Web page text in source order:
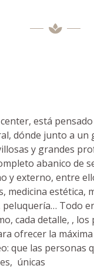
está
dónde junto a un
y grandes
abanico de
y externo, entre
medicina estética,
peluquería… Todo
cada detalle, ,
ofrecer la máxima
que las personas
únicas